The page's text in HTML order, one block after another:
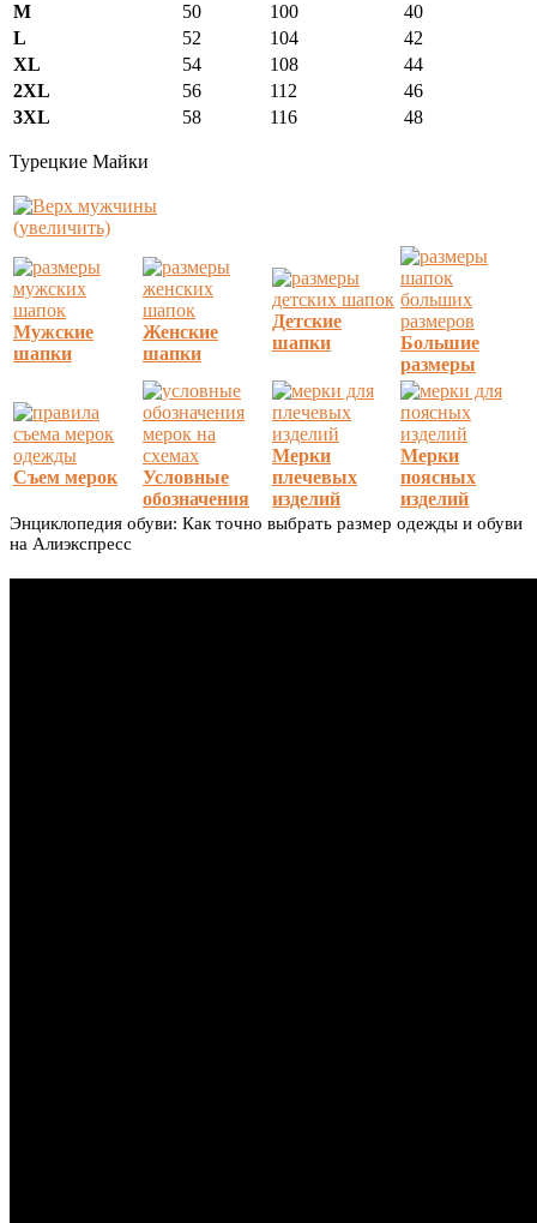
M
50 100
40
L
52 104
42
XL
54 108
44
2XL
56 112
46
3XL
58 116 48
Турецкие Майки
(увеличить)
Мужские
шапки
Женские
шапки
Детские
шапки
Большие
размеры
Съем мерок
Условные
обозначения
Мерки
плечевых
изделий
Мерки
поясных
изделий
Энциклопедия обуви: Как точно выбрать размер одежды и обуви
на Алиэкспресс